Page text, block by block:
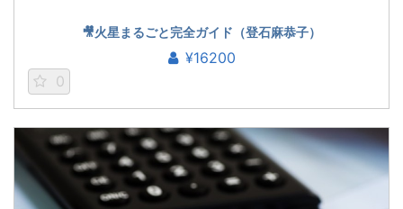
🎥火星まるごと完全ガイド（登石麻恭子）
¥16200
0